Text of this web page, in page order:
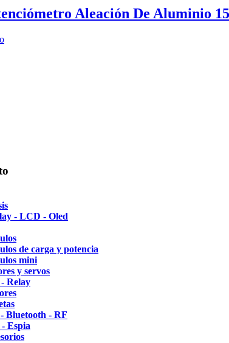
Aleación De Aluminio
- LCD - Oled
de carga y potencia
mini
y servos
Relay
Bluetooth - RF
Espia